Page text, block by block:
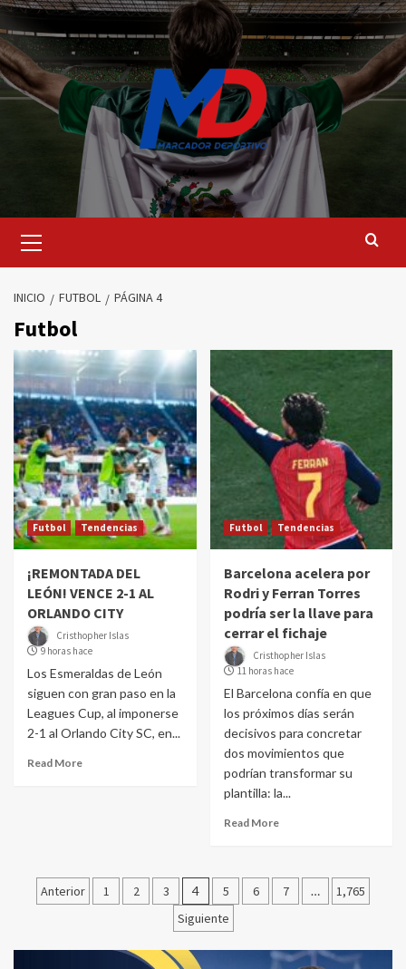
Saltar
al
contenido
principal
INICIO FUTBOL PÁGINA 4
Futbol
Futbol Tendencias
¡REMONTADA DEL
LEÓN! VENCE 2-1 AL
ORLANDO CITY
Cristhopher Islas
9 horas hace
Los Esmeraldas de León
siguen con gran paso en la
Leagues Cup, al imponerse
2-1 al Orlando City SC, en...
Read More
Futbol Tendencias
Barcelona acelera por
Rodri y Ferran Torres
podría ser la llave para
cerrar el fichaje
Cristhopher Islas
11 horas hace
El Barcelona confía en que
los próximos días serán
decisivos para concretar
dos movimientos que
podrían transformar su
plantilla: la...
Read More
Paginación
entradas
Anterior 1 2 3 4 5 6 7 …
1,765
Siguiente